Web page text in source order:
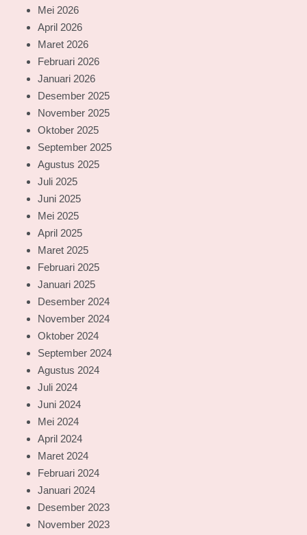
Mei 2026
April 2026
Maret 2026
Februari 2026
Januari 2026
Desember 2025
November 2025
Oktober 2025
September 2025
Agustus 2025
Juli 2025
Juni 2025
Mei 2025
April 2025
Maret 2025
Februari 2025
Januari 2025
Desember 2024
November 2024
Oktober 2024
September 2024
Agustus 2024
Juli 2024
Juni 2024
Mei 2024
April 2024
Maret 2024
Februari 2024
Januari 2024
Desember 2023
November 2023